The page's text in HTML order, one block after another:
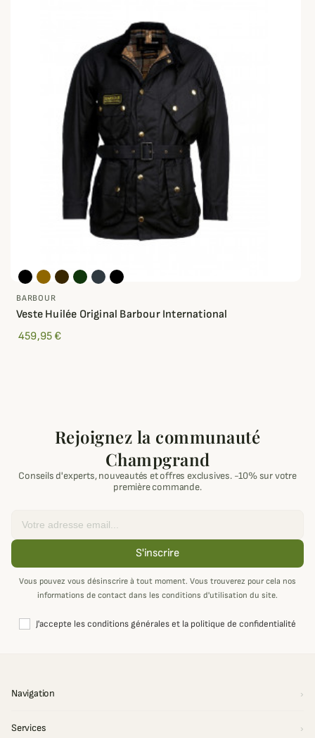
BARBOUR
Veste Huilée Original Barbour International
459,95 €
Rejoignez la communauté
Champgrand
Conseils d'experts, nouveautés et offres exclusives. -10% sur votre
première commande.
S'inscrire
Vous pouvez vous désinscrire à tout moment. Vous trouverez pour cela nos
informations de contact dans les conditions d'utilisation du site.
J'accepte les conditions générales et la politique de confidentialité
Navigation
Services